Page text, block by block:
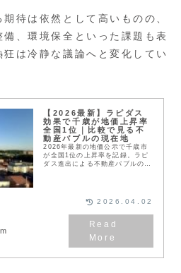
待は依然として高いものの、
、環境保全といった課題も表
は冷静な議論へと変化してい
【2026最新】ラピダス
効果で千歳が地価上昇率
全国1位｜比較で見る不
動産バブルの現在地
2026年最新の地価公示で千歳市
が全国1位の上昇率を記録。ラピ
ダス進出による不動産バブルの現
断基準まで網羅した決定版です。
2026.04.02